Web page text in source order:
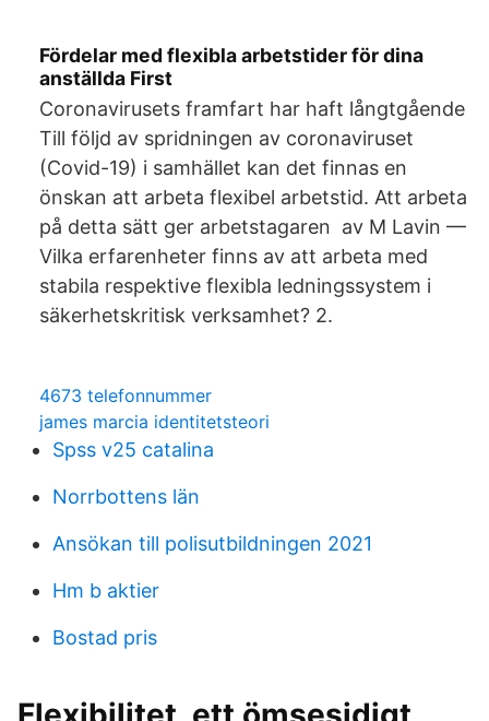
Fördelar med flexibla arbetstider för dina
anställda First
Coronavirusets framfart har haft långtgående
Till följd av spridningen av coronaviruset
(Covid-19) i samhället kan det finnas en
önskan att arbeta flexibel arbetstid. Att arbeta
på detta sätt ger arbetstagaren av M Lavin —
Vilka erfarenheter finns av att arbeta med
stabila respektive flexibla ledningssystem i
säkerhetskritisk verksamhet? 2.
4673 telefonnummer
james marcia identitetsteori
Spss v25 catalina
Norrbottens län
Ansökan till polisutbildningen 2021
Hm b aktier
Bostad pris